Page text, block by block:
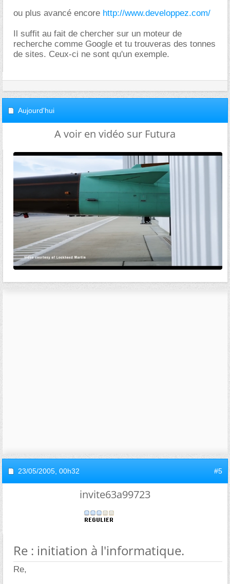
ou plus avancé encore http://www.developpez.com/
Il suffit au fait de chercher sur un moteur de
recherche comme Google et tu trouveras des tonnes
de sites. Ceux-ci ne sont qu'un exemple.
Aujourd'hui
A voir en vidéo sur Futura
23/05/2005, 00h32 #5
invite63a99723
Re : initiation à l'informatique.
Re,